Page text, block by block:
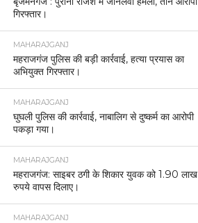
गिरफ्तार।
MAHARAJGANJ
महराजगंज पुलिस की बड़ी कार्रवाई, हत्या प्रयास का
अभियुक्त गिरफ्तार।
MAHARAJGANJ
घुघली पुलिस की कार्रवाई, नाबालिग से दुष्कर्म का आरोपी
पकड़ा गया।
MAHARAJGANJ
महराजगंज: साइबर ठगी के शिकार युवक को 1.90 लाख
रुपये वापस दिलाए।
MAHARAJGANJ